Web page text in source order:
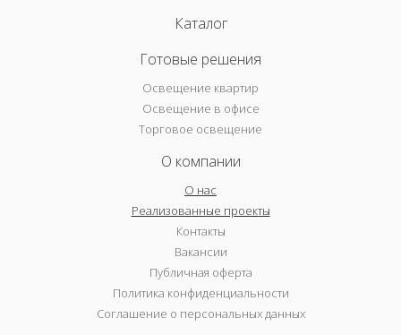
Каталог
Готовые решения
Освещение квартир
Освещение в офисе
Торговое освещение
О компании
О нас
Реализованные проекты
Контакты
Вакансии
Публичная оферта
Политика конфиденциальности
Соглашение о персональных данных